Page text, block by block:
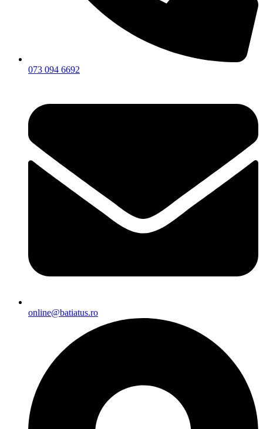
073 094 6692
online@batiatus.ro